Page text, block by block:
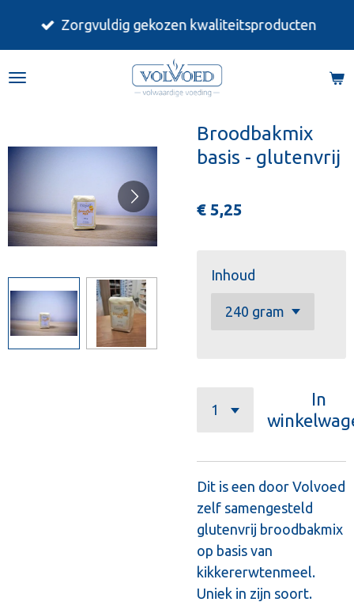
de
Zorgvuldig gekozen kwaliteitsproducten
Broodbakmix
basis - glutenvrij
€ 5,25
Inhoud
In
Dit is een door Volvoed
zelf samengesteld
glutenvrij broodbakmix
op basis van
kikkererwtenmeel.
Uniek in zijn soort.